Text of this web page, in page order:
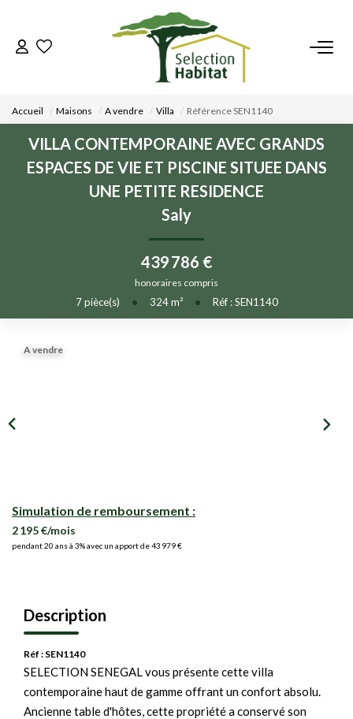
ACCUEIL
NOS BIENS
VENDRE UN BIEN
DÉPOSEZ VOTRE RECHERCHE
NOUS REJOINDRE
CONTACT
Accueil Maisons A vendre Villa Référence SEN1140
VILLA CONTEMPORAINE AVEC GRANDS
ESPACES DE VIE ET PISCINE SITUEE DANS
UNE PETITE RESIDENCE
Saly
439 786 €
honoraires compris
7pièce(s) • 324m² • Réf : SEN1140
A vendre
Simulation de remboursement :
2 195 €/mois
pendant 20 ans à 3% avec un apport de 43 979 €
Description
Réf : SEN1140
SELECTION SENEGAL vous présente cette villa
contemporaine haut de gamme offrant un confort absolu.
Ancienne table d'hôtes, cette propriété a conservé son